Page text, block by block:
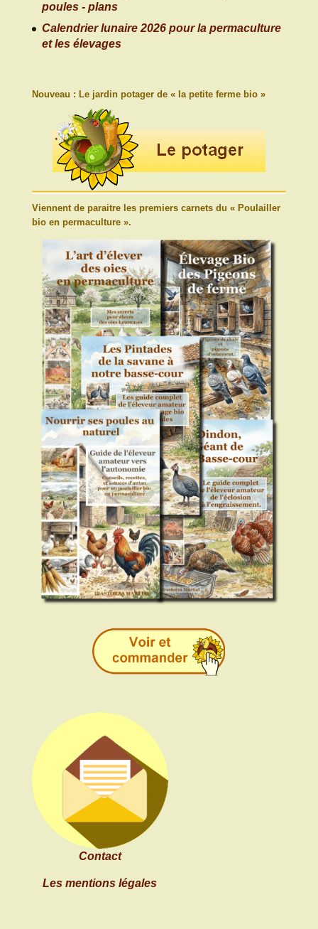
poules - plans
Calendrier lunaire 2026 pour la permaculture
et les élevages
Nouveau : Le jardin potager de « la petite ferme bio »
Viennent de paraitre les premiers carnets du « Poulailler
bio en permaculture ».
Contact
Les mentions légales